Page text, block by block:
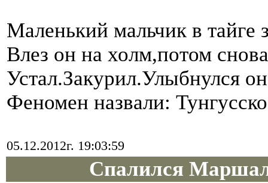
Маленький мальчик в тайге
Влез он на холм,потом
Устал.Закурил.Улыбнулся
Феномен назвали:
05.12.2012г. 19:03:59
Спалился